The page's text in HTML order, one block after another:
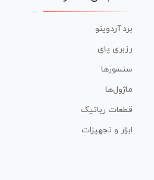
برد آردوینو
رزبری پای
سنسورها
ماژول‌ها
قطعات رباتیک
ابزار و تجهیزات